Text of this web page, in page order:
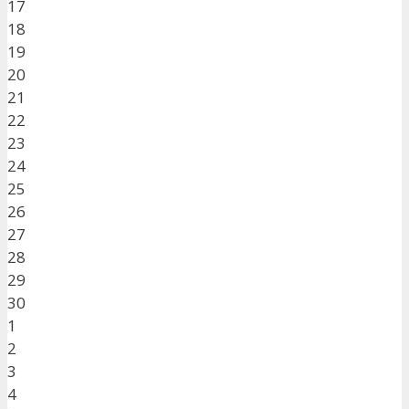
17
18
19
20
21
22
23
24
25
26
27
28
29
30
1
2
3
4